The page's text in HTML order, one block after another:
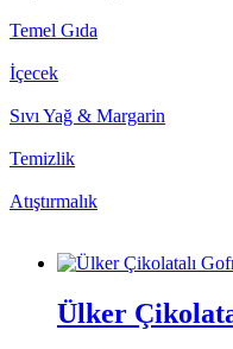
Temel Gıda
İçecek
Sıvı Yağ & Margarin
Temizlik
Atıştırmalık
Ülker